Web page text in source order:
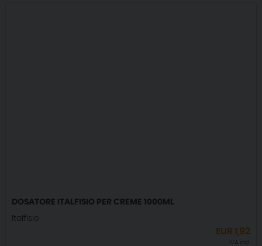
DOSATORE ITALFISIO PER CREME 1000ML
Italfisio
EUR1,92
IVA incl.